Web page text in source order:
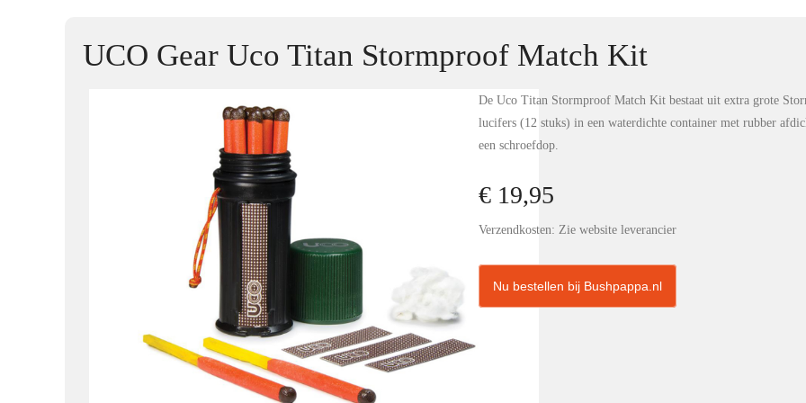
UCO Gear Uco Titan Stormproof Match Kit
De Uco Titan Stormproof Match Kit bestaat uit extra grote
lucifers (12 stuks) in een waterdichte container met rubber
een schroefdop.
€ 19,95
Verzendkosten: Zie website leverancier
Nu bestellen bij Bushpappa.nl